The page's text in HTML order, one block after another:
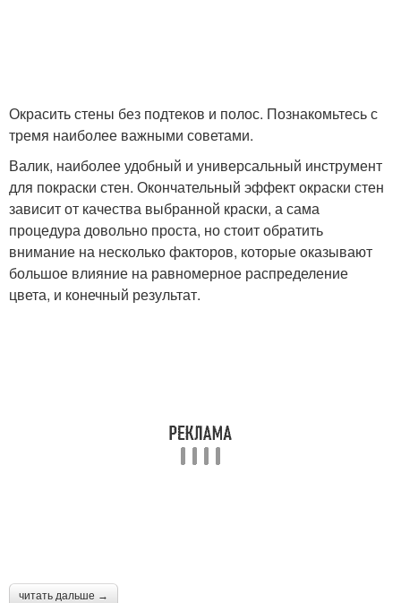
Окрасить стены без подтеков и полос. Познакомьтесь с
тремя наиболее важными советами.
Валик, наиболее удобный и универсальный инструмент
для покраски стен. Окончательный эффект окраски стен
зависит от качества выбранной краски, а сама
процедура довольно проста, но стоит обратить
внимание на несколько факторов, которые оказывают
большое влияние на равномерное распределение
цвета, и конечный результат.
читать дальше →